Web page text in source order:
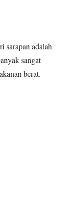
sarapan adalah
sangat
berat.